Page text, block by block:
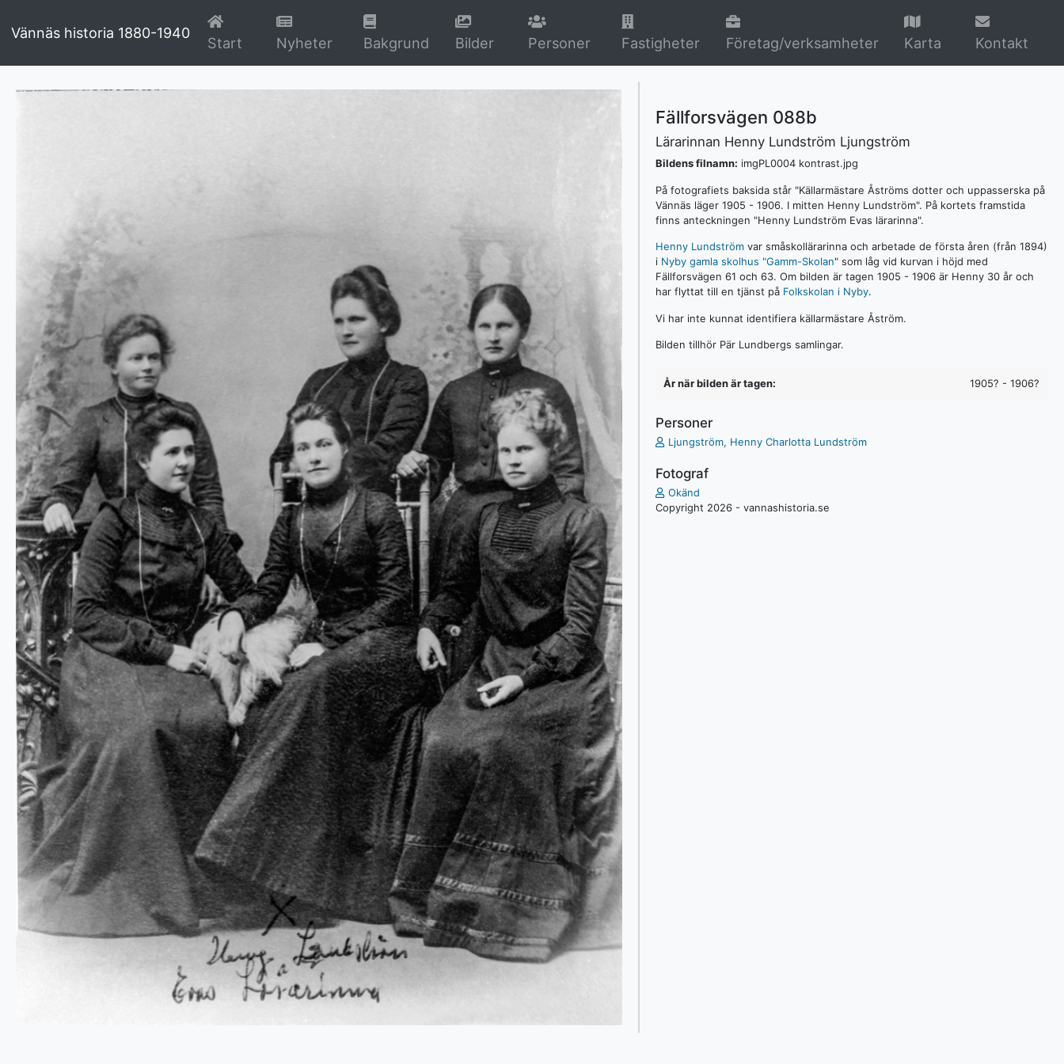
Vännäs historia 1880-1940
Start(current)Nyheter(current)Bakgrund(current)
Bilder(current)Personer Fastigheter Företag/verksamheter Karta Kontakt
Fällforsvägen 088b
Lärarinnan Henny Lundström Ljungström
Bildens filnamn: imgPL0004 kontrast.jpg
På fotografiets baksida står "Källarmästare Åströms dotter och uppasserska på
Vännäs läger 1905 - 1906. I mitten Henny Lundström". På kortets framstida
finns anteckningen "Henny Lundström Evas lärarinna".
Henny Lundström var småskollärarinna och arbetade de första åren (från 1894)
i Nyby gamla skolhus "Gamm-Skolan" som låg vid kurvan i höjd med
Fällforsvägen 61 och 63. Om bilden är tagen 1905 - 1906 är Henny 30 år och
har flyttat till en tjänst på Folkskolan i Nyby.
Vi har inte kunnat identifiera källarmästare Åström.
Bilden tillhör Pär Lundbergs samlingar.
År när bilden är tagen: 1905? - 1906?
Personer
Ljungström, Henny Charlotta Lundström
Fotograf
Okänd
Copyright 2026 - vannashistoria.se